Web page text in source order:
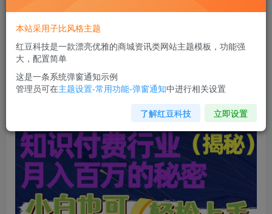
您当前未登录！建议登陆后购买，可保存购买订单
揭秘知识付费行业月入百万的秘密，小白也可轻松上手，月
本站采用子比风格主题
红豆科技是一款漂亮优雅的商城资讯类网站主题模板，功能强
大，配置简单
这是一条系统弹窗通知示例
管理员可在主题设置-常用功能-弹窗通知中进行相关设置
了解红豆科技 立即设置